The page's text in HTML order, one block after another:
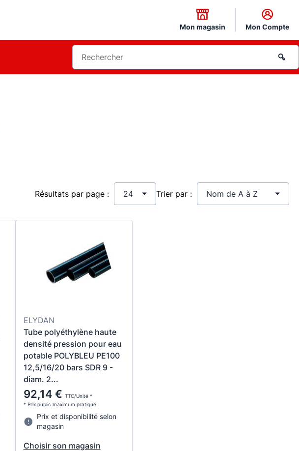
Mon magasin Mon Compte
Résultats par page : Trier par :
ELYDAN
Tube polyéthylène haute
densité pression pour eau
potable POLYBLEU PE100
12,5/16/20 bars SDR 9 -
diam. 2...
92,14 € TTC/Unité *
* Prix public maximum pratiqué
Prix et disponibilité selon
magasin
Choisir son magasin